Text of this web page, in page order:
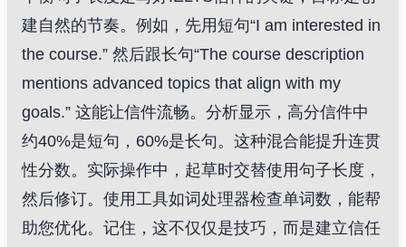
建自然的节奏。例如，先用短句“I am interested in
the course.” 然后跟长句“The course description
mentions advanced topics that align with my
goals.” 这能让信件流畅。分析显示，高分信件中
约40%是短句，60%是长句。这种混合能提升连贯
性分数。实际操作中，起草时交替使用句子长度，
然后修订。使用工具如词处理器检查单词数，能帮
助您优化。记住，这不仅仅是技巧，而是建立信任